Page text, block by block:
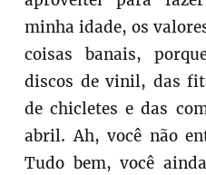
minha idade, os
coisas banais,
discos de vinil, das
de chicletes e das
abril. Ah, você não
Tudo bem, você